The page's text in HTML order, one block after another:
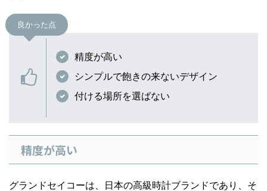
良かった点
精度が高い
シンプルで飽きの来ないデザイン
付ける場所を選ばない
精度が高い
グランドセイコーは、日本の高級時計ブランドであり、そ